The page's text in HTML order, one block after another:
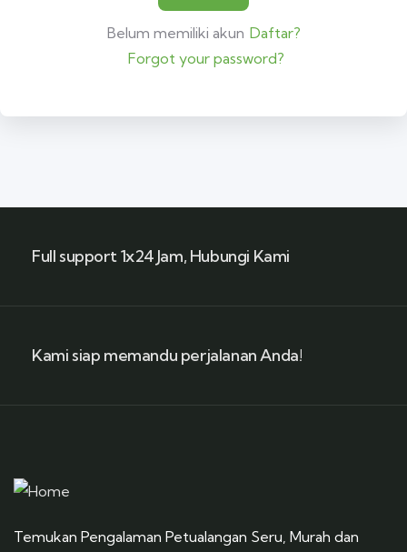
Belum memiliki akun Daftar?
Forgot your password?
Full support 1x24 Jam, Hubungi Kami
Kami siap memandu perjalanan Anda!
Temukan Pengalaman Petualangan Seru, Murah dan